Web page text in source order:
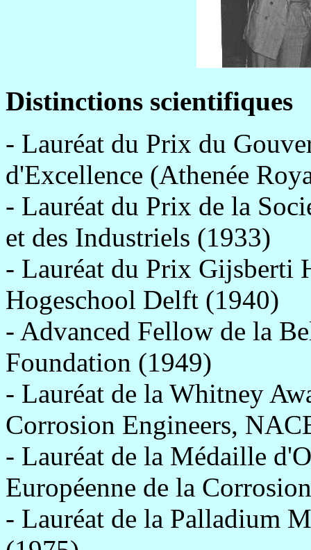
Distinctions scientifiques
- Lauréat du Prix du
d'Excellence (Athenée
- Lauréat du Prix de la
et des Industriels (1933)
- Lauréat du Prix Gijsberti
Hogeschool Delft (1940)
- Advanced Fellow de la
Foundation (1949)
- Lauréat de la Whitney
Corrosion Engineers,
- Lauréat de la Médaille
Européenne de la
- Lauréat de la Palladium